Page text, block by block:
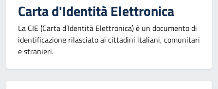
Carta d'Identità Elettronica
La CIE (Carta d’Identità Elettronica) è un documento di
identificazione rilasciato ai cittadini italiani, comunitari
e stranieri.